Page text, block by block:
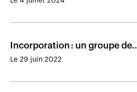
Incorporation : un groupe de
conseillers pressent Éric
Le 29 juin 2022